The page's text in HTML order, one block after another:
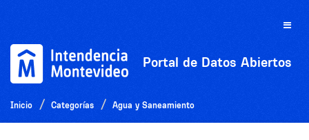
Toggle
Portal de Datos Abiertos
Inicio Categorías Agua y Saneamiento